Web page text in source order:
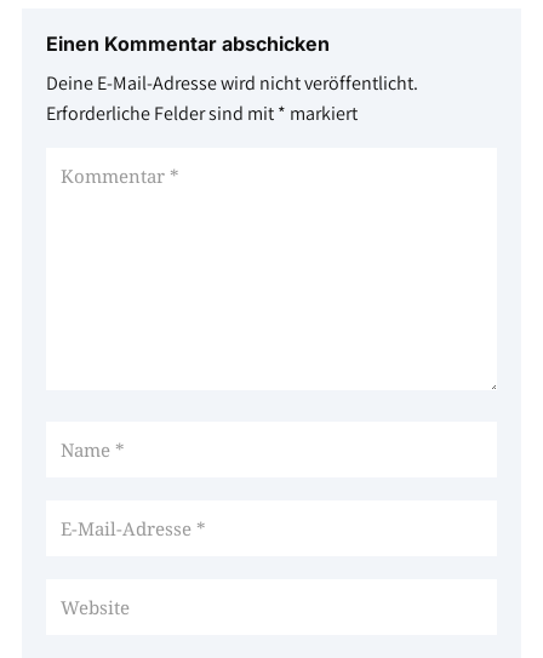
Einen Kommentar abschicken
Deine E-Mail-Adresse wird nicht veröffentlicht.
Erforderliche Felder sind mit* markiert